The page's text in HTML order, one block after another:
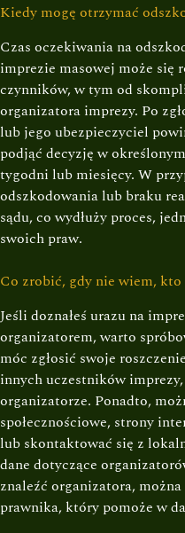
Kiedy mogę otrzymać
Czas oczekiwania na
imprezie masowej może się
czynników, w tym od
organizatora imprezy. Po
lub jego ubezpieczyciel
podjąć decyzję w
tygodni lub miesięcy. W
odszkodowania lub braku
sądu, co wydłuży proces,
swoich praw.
Co zrobić, gdy nie wiem,
Jeśli doznałeś urazu na
organizatorem, warto
móc zgłosić swoje
innych uczestników
organizatorze. Ponadto,
społecznościowe, strony
lub skontaktować się z
dane dotyczące
znaleźć organizatora,
prawnika, który pomoże w